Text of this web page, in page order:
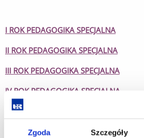
Zgoda Szczegóły
I ROK PEDAGOGIKA SPECJALNA
II ROK PEDAGOGIKA SPECJALNA
III ROK PEDAGOGIKA SPECJALNA
IV ROK PEDAGOGIKA SPECJALNA
V ROK PEDAGOGIKA SPECJALNA